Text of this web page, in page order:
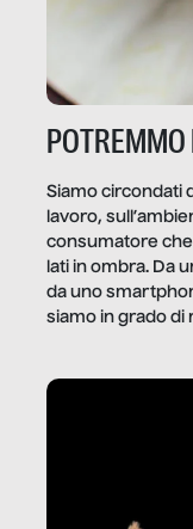
Siamo circondati
lavoro,
consumatore che
lati in ombra. Da
da uno
siamo in grado di
dietro gli oggetti e